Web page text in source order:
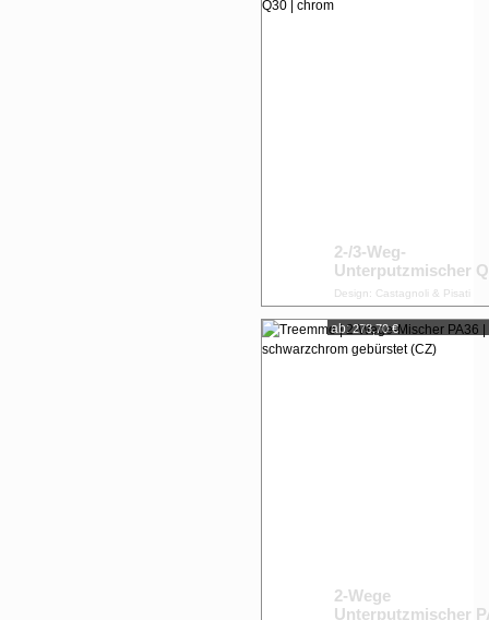
2-/3-Weg-
Unterputzmischer
Design: Castagnoli & Pisati
ab: 273,70 €
2-Wege
Unterputzmischer